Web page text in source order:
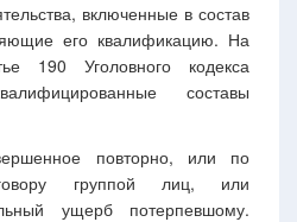
включенные в состав
его квалификацию. На
190 Уголовного кодекса
составы
повторно, или по
группой лиц, или
ущерб потерпевшому.